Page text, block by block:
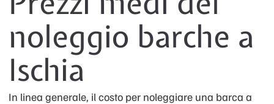
noleggio barche a
Ischia
In linea generale, il costo per noleggiare una barca a